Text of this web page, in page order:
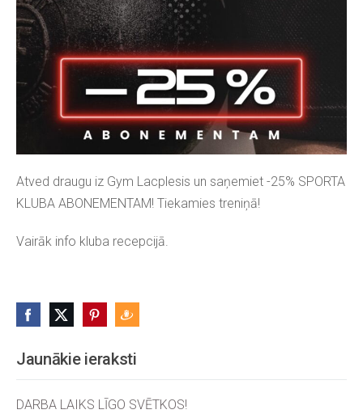
Jaunākie ieraksti
DARBA LAIKS LĪGO SVĒTKOS!
Atved draugu iz Gym Lacplesis un saņemiet -25% SPORTA
KLUBA ABONEMENTAM! Tiekamies treniņā!
Vairāk info kluba recepcijā.